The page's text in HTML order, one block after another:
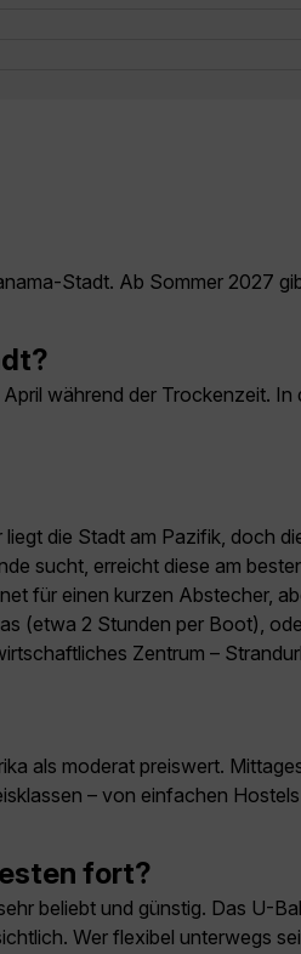
Stadt. Ab Sommer 2027
während der Trockenzeit.
die Stadt am Pazifik, doch
sucht, erreicht diese am
für einen kurzen Abstecher,
(etwa 2 Stunden per Boot),
Zentrum –
als moderat preiswert.
– von einfachen
fort?
beliebt und günstig. Das U-
Wer flexibel unterwegs